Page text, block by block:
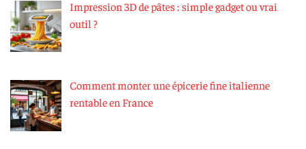
Impression 3D de pâtes : simple gadget ou vrai
outil ?
Comment monter une épicerie fine italienne
rentable en France